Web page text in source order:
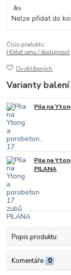
/ks
Nelze přidat do
Číslo produktu:
Hlídat cenu / dostupnost
Do oblíbených
Varianty
Pila na
Pila na
PILANA
Popis produktu:
Komentáře 0